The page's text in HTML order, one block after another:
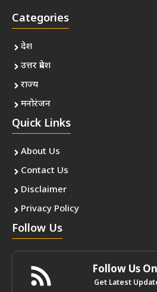
Categories
देश
उत्तर प्रदेश
राज्य
मनोरंजन
Quick Links
About Us
Contact Us
Disclaimer
Privacy Policy
Follow Us
Follow Us
Get Latest